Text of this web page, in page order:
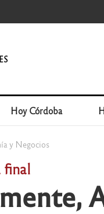
Hoy Córdoba
y Negocios
final